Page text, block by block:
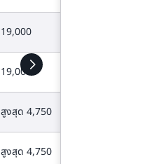
19,000
19,000
สูงสุด 4,750
สูงสุด 4,750